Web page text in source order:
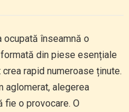
înseamnă o
din piese esențiale
rapid numeroase ținute.
aglomerat, alegerea
fie o provocare. O